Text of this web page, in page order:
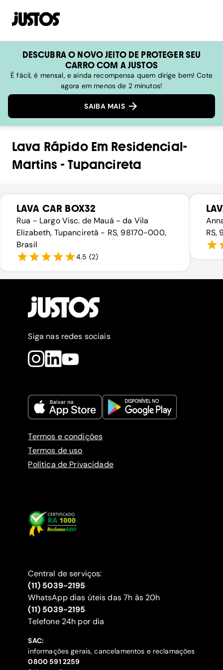
DESCUBRA O NOVO JEITO DE PROTEGER SEU
CARRO COM A JUSTOS
É fácil, é mensal, e ainda recompensa quem dirige bem! Cote
agora em menos de 2 minutos!
SAIBA MAIS
Lava RápidoEm Residencial-
Martins - Tupancireta
LAVA CAR BOX32
Rua - Largo Visc. de Mauá - da Vila
Elizabeth, Tupanciretã - RS, 98170-000,
Brasil
4.5 (2)
RS,
Siga nas redes sociais
Termos e condições
Termos de uso
Política de Privacidade
Central de serviços:
(11) 5039-2195
WhatsApp dias úteis das 7h às 20h
(11) 5039-2195
‍Telefone 24h por dia
SAC:
informações gerais, cancelamentos e reclamações
‍0800 591 2259